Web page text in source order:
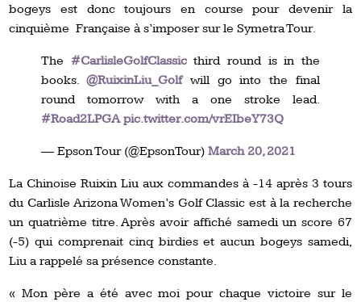
bogeys est donc toujours en course pour devenir la
cinquième Française à s’imposer sur le Symetra Tour.
The #CarlisleGolfClassicthird round is in the
books. @RuixinLiu_Golfwill go into the final
round tomorrow with a one stroke lead.
#Road2LPGA pic.twitter.com/vrEIbeY73Q
— Epson Tour (@EpsonTour)March 20, 2021
La Chinoise Ruixin Liu aux commandes à -14 après 3 tours
du Carlisle Arizona Women’s Golf Classic est à la recherche
un quatrième titre. Après avoir affiché samedi un score 67
(-5) qui comprenait cinq birdies et aucun bogeys samedi,
Liu a rappelé sa présence constante.
« Mon père a été avec moi pour chaque victoire sur le